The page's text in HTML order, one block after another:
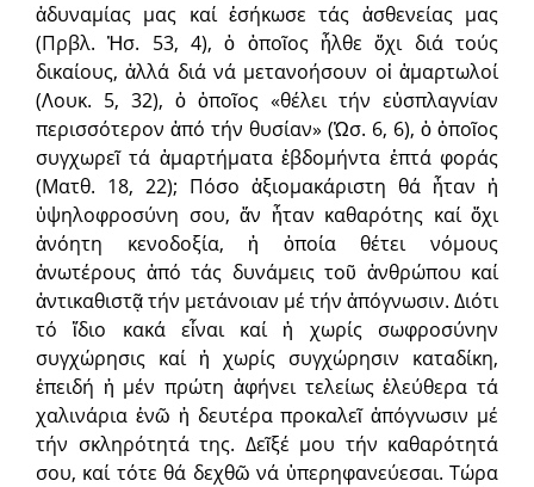
ἀδυναμίας μας καί ἐσήκωσε τάς ἀσθενείας μας
(Πρβλ. Ἠσ. 53, 4), ὁ ὁποῖος ἦλθε ὄχι διά τούς
δικαίους, ἀλλά διά νά μετανοήσουν οἱ ἁμαρτωλοί
(Λουκ. 5, 32), ὁ ὁποῖος «θέλει τήν εὐσπλαγνίαν
περισσότερον ἀπό τήν θυσίαν» (Ὠσ. 6, 6), ὁ ὁποῖος
συγχωρεῖ τά ἁμαρτήματα ἑβδομήντα ἑπτά φοράς
(Ματθ. 18, 22); Πόσο ἀξιομακάριστη θά ἦταν ἡ
ὑψηλοφροσύνη σου, ἄν ἦταν καθαρότης καί ὄχι
ἀνόητη κενοδοξία, ἡ ὁποία θέτει νόμους
ἀνωτέρους ἀπό τάς δυνάμεις τοῦ ἀνθρώπου καί
ἀντικαθιστᾷ τήν μετάνοιαν μέ τήν ἀπόγνωσιν. Διότι
τό ἴδιο κακά εἶναι καί ἡ χωρίς σωφροσύνην
συγχώρησις καί ἡ χωρίς συγχώρησιν καταδίκη,
ἐπειδή ἡ μέν πρώτη ἀφήνει τελείως ἐλεύθερα τά
χαλινάρια ἐνῶ ἡ δευτέρα προκαλεῖ ἀπόγνωσιν μέ
τήν σκληρότητά της. Δεῖξέ μου τήν καθαρότητά
σου, καί τότε θά δεχθῶ νά ὑπερηφανεύεσαι. Τώρα